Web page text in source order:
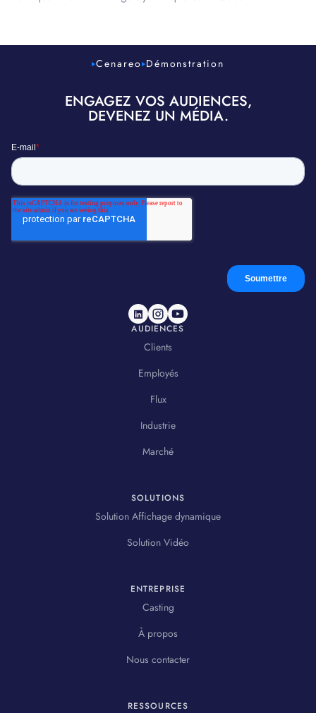
Cenareo Démonstration
ENGAGEZ VOS AUDIENCES,
DEVENEZ UN MÉDIA.
AUDIENCES
Clients
Employés
Flux
Industrie
Marché
SOLUTIONS
Solution Affichage dynamique
Solution Vidéo
ENTREPRISE
Casting
À propos
Nous contacter
RESSOURCES